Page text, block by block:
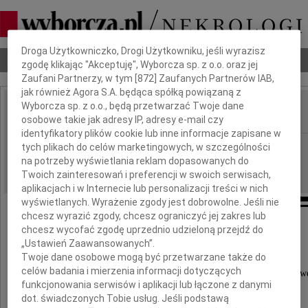
Nekrologi Odeszli Poradnik pogrzebowy
IMIĘ I NAZWISKO:
REGION: Częstochowa
DATA EMISJI: 06.05.2016
Z głębokim smutkiem
przyjęliśmy wiadomość o śmierci
aktywnego działacza spółdzielczości
Dbamy o Twoją prywatność
Droga Użytkowniczko, Drogi Użytkowniku, jeśli wyrazisz
zgodę klikając "Akceptuję", Wyborcza sp. z o.o. oraz jej
Zaufani Partnerzy, w tym [872 ] Zaufanych Partnerów IAB,
jak również Agora S.A. będąca spółką powiązaną z
Wyborcza sp. z o.o., będą przetwarzać Twoje dane
osobowe takie jak adresy IP, adresy e-mail czy
identyfikatory plików cookie lub inne informacje zapisane w
tych plikach do celów marketingowych, w szczególności
na potrzeby wyświetlania reklam dopasowanych do
Twoich zainteresowań i preferencji w swoich serwisach,
aplikacjach i w Internecie lub personalizacji treści w nich
wyświetlanych. Wyrażenie zgody jest dobrowolne. Jeśli nie
chcesz wyrazić zgody, chcesz ograniczyć jej zakres lub
chcesz wycofać zgodę uprzednio udzieloną przejdź do
„Ustawień Zaawansowanych”.
Twoje dane osobowe mogą być przetwarzane także do
celów badania i mierzenia informacji dotyczących
funkcjonowania serwisów i aplikacji lub łączone z danymi
dot. świadczonych Tobie usług. Jeśli podstawą